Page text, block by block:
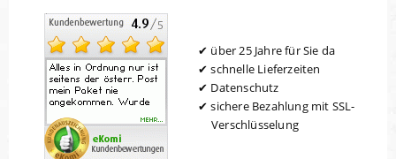
über 25 Jahre für Sie da
schnelle Lieferzeiten
Datenschutz
sichere Bezahlung mit SSL-
Verschlüsselung